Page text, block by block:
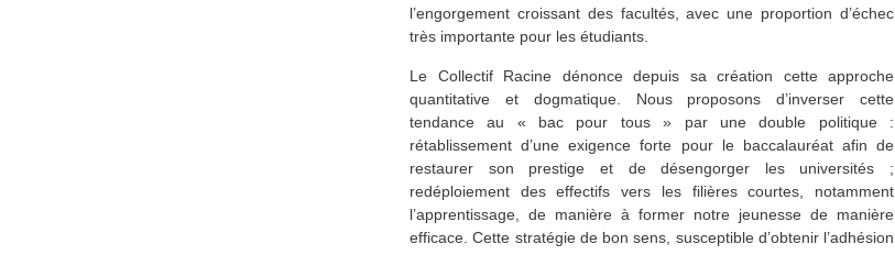
l’engorgement croissant des facultés, avec une proportion d’échec
très importante pour les étudiants.
Le Collectif Racine dénonce depuis sa création cette approche
quantitative et dogmatique. Nous proposons d’inverser cette
tendance au « bac pour tous » par une double politique :
rétablissement d’une exigence forte pour le baccalauréat afin de
restaurer son prestige et de désengorger les universités ;
redéploiement des effectifs vers les filières courtes, notamment
l’apprentissage, de manière à former notre jeunesse de manière
efficace. Cette stratégie de bon sens, susceptible d’obtenir l’adhésion